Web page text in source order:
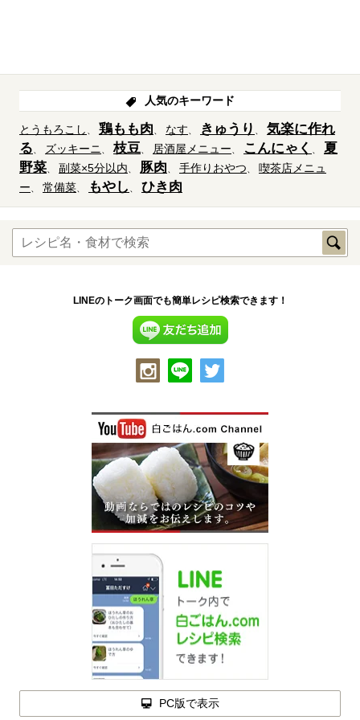
人気のキーワード
とうもろこし 鶏もも肉 なす きゅうり
気楽に作れ
る
ズッキーニ 枝豆 居酒屋メニュー こんにゃく
夏
野菜
副菜×5分以内 豚肉 手作りおやつ
喫茶店メニュ
ー
常備菜 もやし ひき肉
LINEのトーク画面でも簡単レシピ検索できます！
PC版で表示